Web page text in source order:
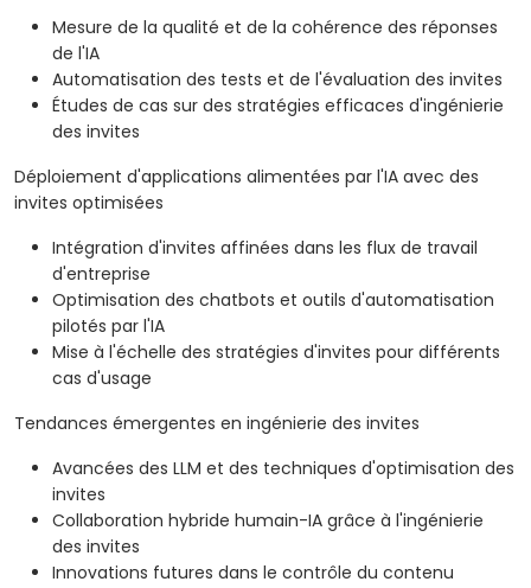
Mesure de la qualité et de la cohérence des réponses
de l'IA
Automatisation des tests et de l'évaluation des invites
Études de cas sur des stratégies efficaces d'ingénierie
des invites
Déploiement d'applications alimentées par l'IA avec des
invites optimisées
Intégration d'invites affinées dans les flux de travail
d'entreprise
Optimisation des chatbots et outils d'automatisation
pilotés par l'IA
Mise à l'échelle des stratégies d'invites pour différents
cas d'usage
Tendances émergentes en ingénierie des invites
Avancées des LLM et des techniques d'optimisation des
invites
Collaboration hybride humain-IA grâce à l'ingénierie
des invites
Innovations futures dans le contrôle du contenu